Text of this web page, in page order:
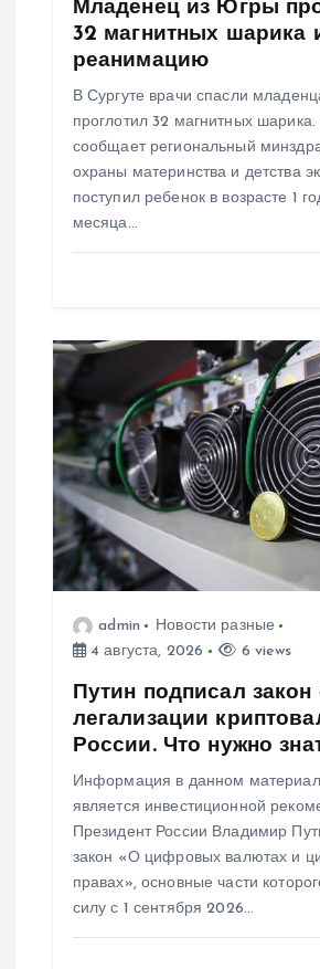
Младенец из Югры
32 магнитных шарика
реанимацию
В Сургуте врачи спасли
проглотил 32 магнитных шарика.
сообщает региональный
охраны материнства и детства
поступил ребенок в возрасте 1
месяца…
admin
Новости разные
4 августа, 2026
6 views
Путин подписал закон
легализации
России. Что нужно
Информация в данном
является инвестиционной
Президент России Владимир
закон «О цифровых валютах и
правах», основные части
силу с 1 сентября 2026…